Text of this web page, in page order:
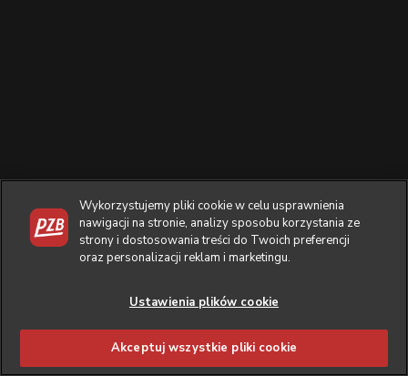
Wykorzystujemy pliki cookie w celu usprawnienia
nawigacji na stronie, analizy sposobu korzystania ze
strony i dostosowania treści do Twoich preferencji
oraz personalizacji reklam i marketingu.
Ustawienia plików cookie
Akceptuj wszystkie pliki cookie